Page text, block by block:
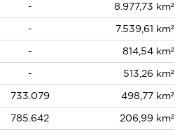
- 8.977,73 km²
- 7.539,61 km²
- 814,54 km²
- 513,26 km²
733.079 498,77 km²
785.642 206,99 km²